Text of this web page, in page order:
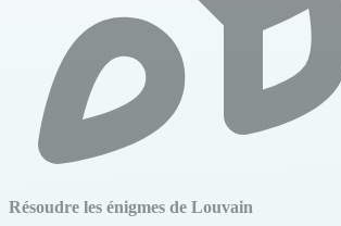
Résoudre les énigmes de Louvain